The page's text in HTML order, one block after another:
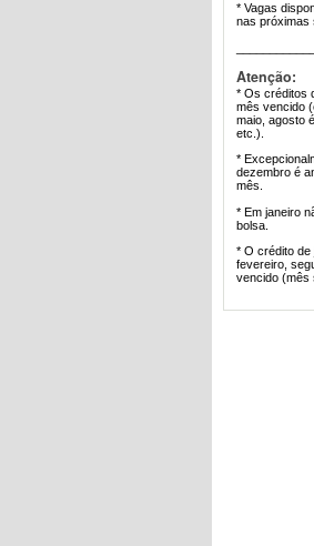
* Vagas
nas próximas
Atenção:
* Os créditos
mês vencido
maio, agosto
etc.).
*
dezembro é
mês.
* Em janeiro
bolsa.
* O crédito
fevereiro,
vencido (mês